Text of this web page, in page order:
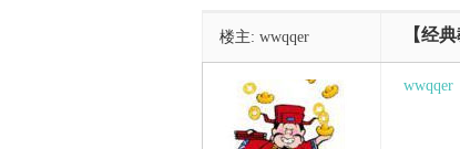
楼主: wwqqer 【经
wwqqer